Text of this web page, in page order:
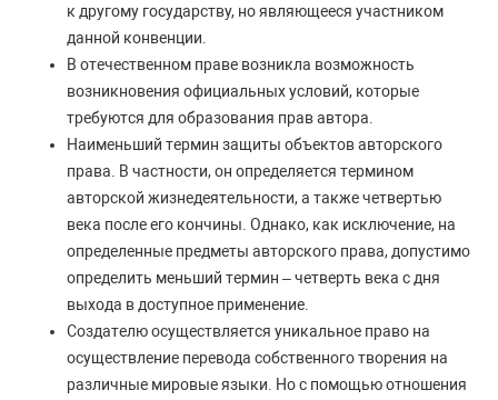
к другому государству, но являющееся участником
данной конвенции.
В отечественном праве возникла возможность
возникновения официальных условий, которые
требуются для образования прав автора.
Наименьший термин защиты объектов авторского
права. В частности, он определяется термином
авторской жизнедеятельности, а также четвертью
века после его кончины. Однако, как исключение, на
определенные предметы авторского права, допустимо
определить меньший термин – четверть века с дня
выхода в доступное применение.
Создателю осуществляется уникальное право на
осуществление перевода собственного творения на
различные мировые языки. Но с помощью отношения